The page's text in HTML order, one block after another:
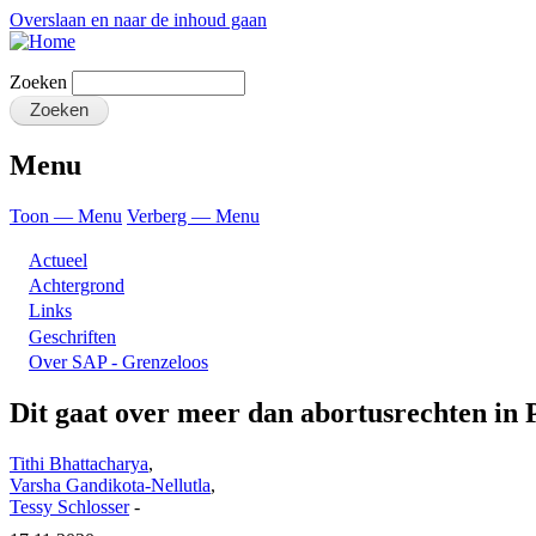
Overslaan en naar de inhoud gaan
Zoeken
Menu
Toon — Menu Verberg — Menu
Actueel
Achtergrond
Links
Geschriften
Over SAP - Grenzeloos
Dit gaat over meer dan abortusrechten in
Tithi Bhattacharya,
Varsha Gandikota-Nellutla,
Tessy Schlosser-